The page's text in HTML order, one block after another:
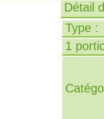
Détail
Type :
1